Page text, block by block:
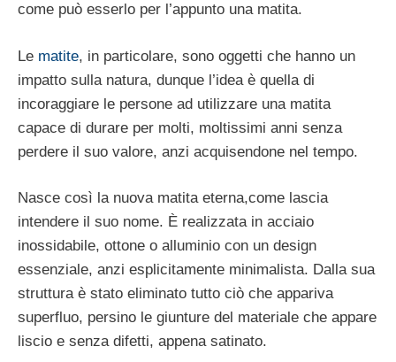
come può esserlo per l’appunto una matita.
Le matite, in particolare, sono oggetti che hanno un
impatto sulla natura, dunque l’idea è quella di
incoraggiare le persone ad utilizzare una matita
capace di durare per molti, moltissimi anni senza
perdere il suo valore, anzi acquisendone nel tempo.
Nasce così la nuova matita eterna,come lascia
intendere il suo nome. È realizzata in acciaio
inossidabile, ottone o alluminio con un design
essenziale, anzi esplicitamente minimalista. Dalla sua
struttura è stato eliminato tutto ciò che appariva
superfluo, persino le giunture del materiale che appare
liscio e senza difetti, appena satinato.